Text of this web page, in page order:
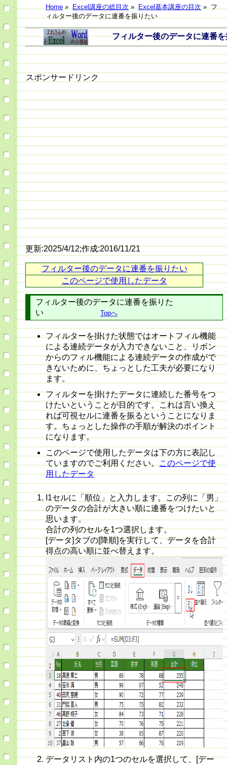
Home» Excel講座の総目次» Excel基本講座の目次» フ
ィルター後のデータに連番を振りたい
フィルター後のデータに連番
スポンサードリンク
更新:2025/4/12;作成:2016/11/21
フィルター後のデータに連番を振りたい
このページで使用したデータ
フィルター後のデータに連番を振りた
い
Topへ
フィルターを掛けた状態ではオートフィル機能
による連続データが入力できないこと、リボン
からのフィル機能による連続データの作成がで
きないために、ちょっとした工夫が必要になり
ます。
フィルターを掛けたデータに連続した番号をつ
けたいということが目的です。これは言い換え
れば可視セルに連番を振るということになりま
す。ちょっとした操作の手順が解決のポイント
になります。
このページで使用したデータは下の方に表記し
ていますのでご利用ください。このページで使
用したデータ
I1セルに「順位」と入力します。この列に「男」
のデータの合計が大きい順に連番をつけたいと
思います。
合計の列のセルを1つ選択します。
[データ]タブの[降順]を実行して、データを合計
得点の高い順に並べ替えます。
データリスト内の1つのセルを選択して、[デー